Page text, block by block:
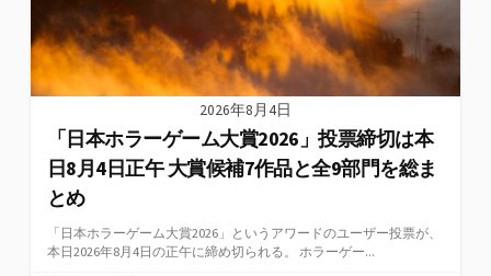
2026年8月4日
「日本ホラーゲーム大賞2026」投票締切は本
日8月4日正午 大賞候補7作品と全9部門を総ま
とめ
「日本ホラーゲーム大賞2026」というアワードのユーザー投票が、
本日2026年8月4日の正午に締め切られる。 ホラーゲー...